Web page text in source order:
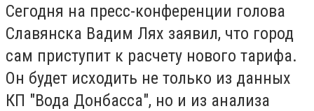
Сегодня на пресс-конференции голова
Славянска Вадим Лях заявил, что город
сам приступит к расчету нового тарифа.
Он будет исходить не только из данных
КП "Вода Донбасса", но и из анализа